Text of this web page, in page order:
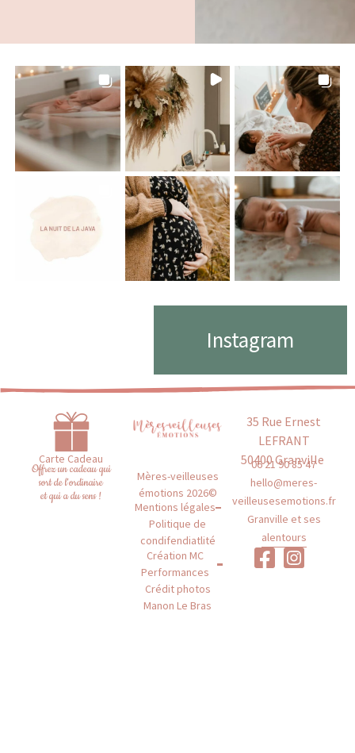
Instagram
Carte Cadeau
Offrez un cadeau qui
sort de l'ordinaire
et qui a du sens !
Mères-veilleuses
émotions 2026©
Mentions légales
Politique de
condifendiatlité
Création MC
Performances
Crédit photos
Manon Le Bras
35 Rue Ernest
LEFRANT
50400 Granville
06 21 90 85 47
hello@meres-
veilleusesemotions.fr
Granville et ses
alentours